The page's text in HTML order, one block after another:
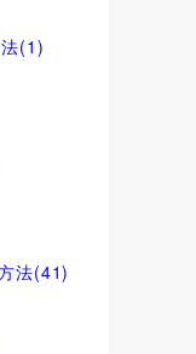
(1)
法(41)